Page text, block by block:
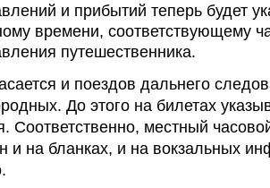
и прибытий теперь будет
времени, соответствующему
путешественника.
и поездов дальнего
До этого на билетах
Соответственно, местный
и на бланках, и на вокзальных